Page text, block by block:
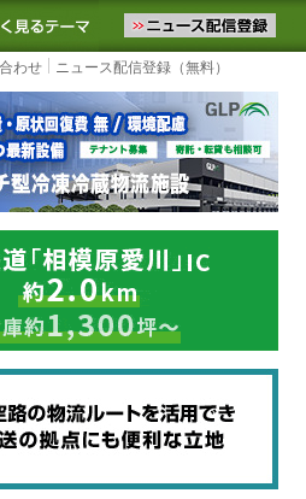
をお届けします。物流ニュー
に入りに追加 よく見るテーマ
わせ ニュース配信登録（無料）